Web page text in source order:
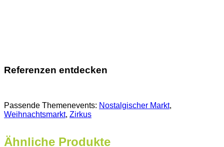
Referenzen entdecken
Passende Themenevents: Nostalgischer Markt
Weihnachtsmarkt, Zirkus
Ähnliche Produkte